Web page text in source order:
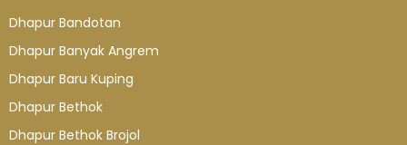
Dhapur Bandotan
Dhapur Banyak Angrem
Dhapur Baru Kuping
Dhapur Bethok
Dhapur Bethok Brojol